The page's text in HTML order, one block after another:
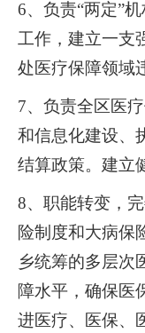
6、负责“两定”
工作，建立一支
处医疗保障领域
7、负责全区医
和信息化建设、
结算政策。建立
8、职能转变，
险制度和大病保
乡统筹的多层次
障水平，确保医
进医疗、医保、